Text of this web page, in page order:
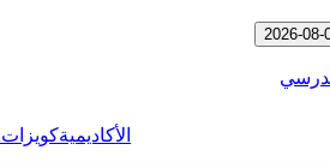
الأكاديميةكويزات